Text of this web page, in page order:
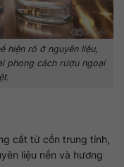
hiện rõ ở nguyên liệu,
phong cách rượu ngoại
cất từ cồn trung tính,
liệu nền và hương